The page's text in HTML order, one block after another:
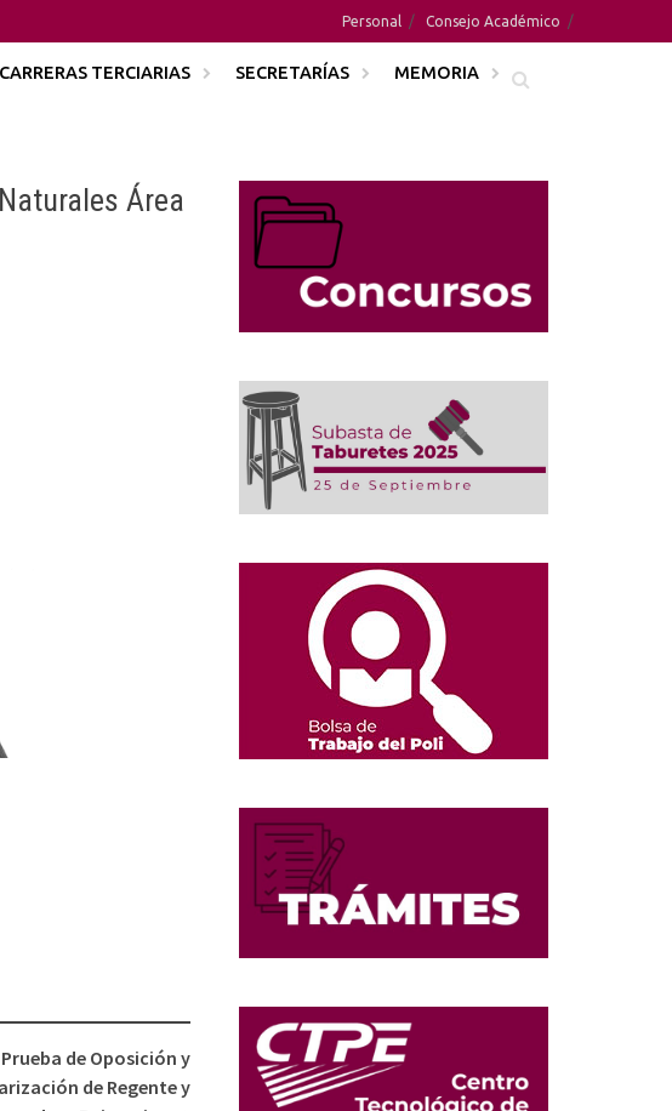
Personal Consejo Académico
CARRERAS TERCIARIAS SECRETARÍAS MEMORIA
Área
de Oposición y
de Regente y